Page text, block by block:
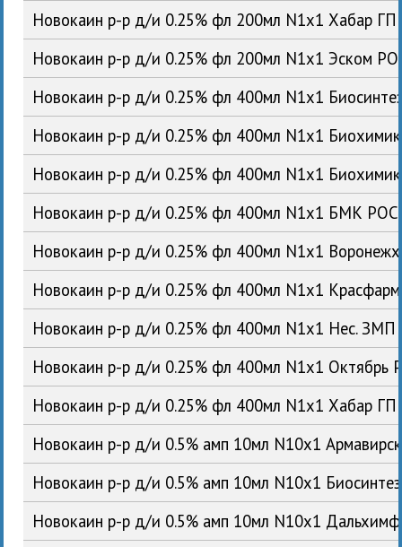
Новокаин р-р д/и 0.25% фл 200мл N1x1 Хабар
Новокаин р-р д/и 0.25% фл 200мл N1x1 Эском
Новокаин р-р д/и 0.25% фл 400мл N1x1
Новокаин р-р д/и 0.25% фл 400мл N1x1
Новокаин р-р д/и 0.25% фл 400мл N1x1
Новокаин р-р д/и 0.25% фл 400мл N1x1 БМК РОС
Новокаин р-р д/и 0.25% фл 400мл N1x1
Новокаин р-р д/и 0.25% фл 400мл N1x1
Новокаин р-р д/и 0.25% фл 400мл N1x1 Нес.
Новокаин р-р д/и 0.25% фл 400мл N1x1 Октябрь
Новокаин р-р д/и 0.25% фл 400мл N1x1 Хабар
Новокаин р-р д/и 0.5% амп 10мл N10x1
Новокаин р-р д/и 0.5% амп 10мл N10x1
Новокаин р-р д/и 0.5% амп 10мл N10x1